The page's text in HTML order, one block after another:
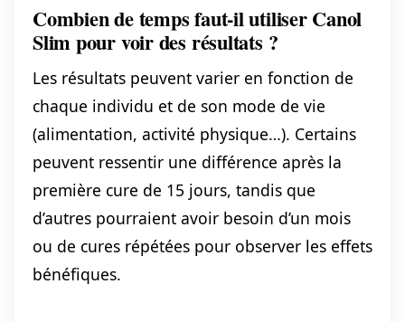
Combien de temps faut-il utiliser Canol
Slim pour voir des résultats ?
Les résultats peuvent varier en fonction de
chaque individu et de son mode de vie
(alimentation, activité physique…). Certains
peuvent ressentir une différence après la
première cure de 15 jours, tandis que
d’autres pourraient avoir besoin d’un mois
ou de cures répétées pour observer les effets
bénéfiques.